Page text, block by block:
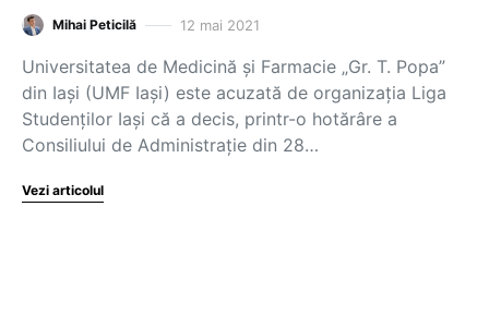
Mihai Peticilă 12 mai 2021
Universitatea de Medicină și Farmacie „Gr. T. Popa”
din Iași (UMF Iași) este acuzată de organizația Liga
Studenților Iași că a decis, printr-o hotărâre a
Consiliului de Administrație din 28…
Vezi articolul